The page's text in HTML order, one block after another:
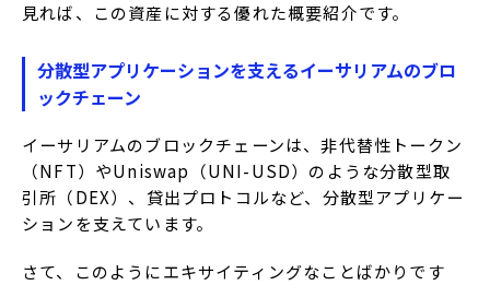
見れば、この資産に対する優れた概要紹介です。
分散型アプリケーションを支えるイーサリアムのブロ
ックチェーン
イーサリアムのブロックチェーンは、非代替性トークン
（NFT）やUniswap（UNI-USD）のような分散型取
引所（DEX）、貸出プロトコルなど、分散型アプリケー
ションを支えています。
さて、このようにエキサイティングなことばかりです